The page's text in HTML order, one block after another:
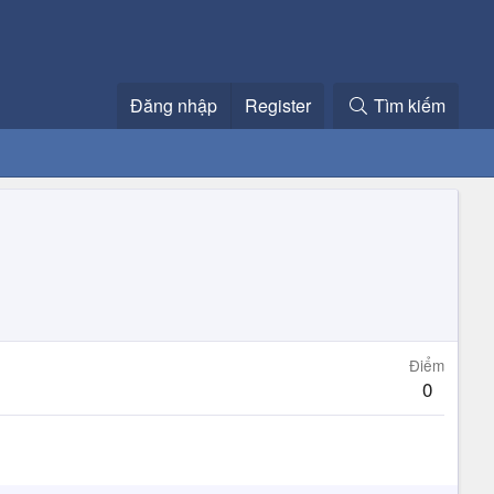
Đăng nhập Register Tìm kiếm
Điểm
0